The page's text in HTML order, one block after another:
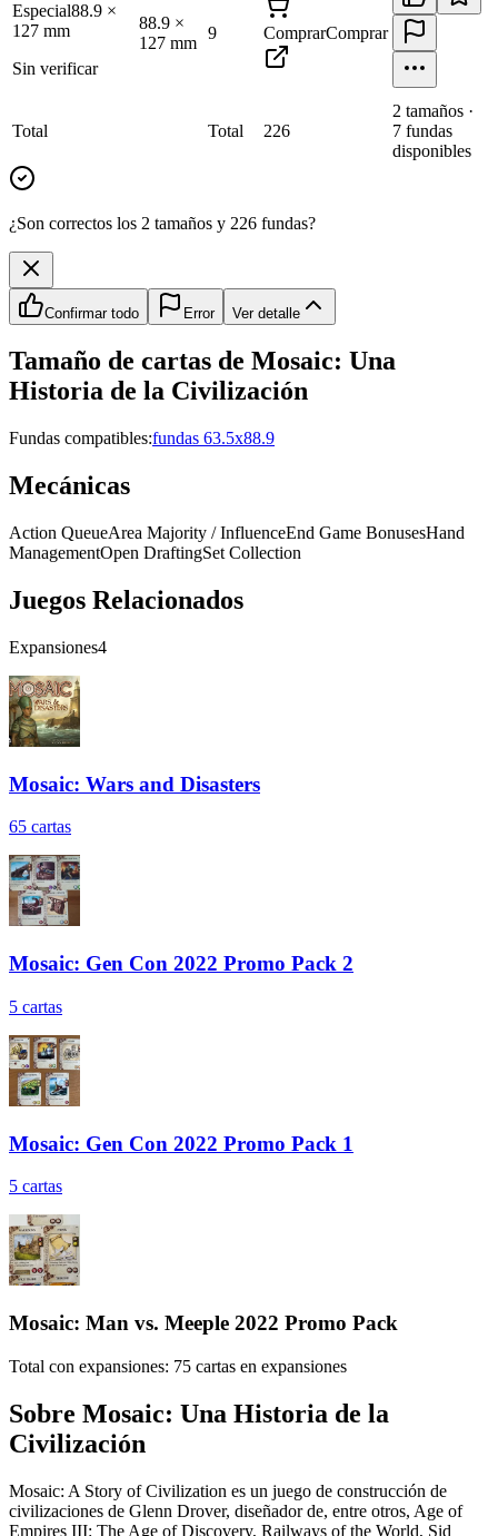
Especial88.9 ×
127 mm
Sin verificar
88.9 ×
127 mm
9 ComprarComprar
Total Total 226
2 tamaños ·
7 fundas
disponibles
¿Son correctos los 2 tamaños y 226 fundas?
Confirmar todo Error Ver detalle
Tamaño de cartas de Mosaic: Una
Historia de la Civilización
Fundas compatibles:fundas 63.5x88.9
Mecánicas
Action QueueArea Majority / InfluenceEnd Game BonusesHand
ManagementOpen DraftingSet Collection
Juegos Relacionados
Expansiones4
Mosaic: Wars and Disasters
65 cartas
Mosaic: Gen Con 2022 Promo Pack 2
5 cartas
Mosaic: Gen Con 2022 Promo Pack 1
5 cartas
Mosaic: Man vs. Meeple 2022 Promo Pack
Total con expansiones: 75 cartas en expansiones
Sobre Mosaic: Una Historia de la
Civilización
Mosaic: A Story of Civilization es un juego de construcción de
civilizaciones de Glenn Drover, diseñador de, entre otros, Age of
Empires III: The Age of Discovery, Railways of the World, Sid